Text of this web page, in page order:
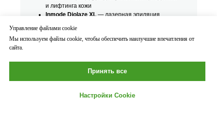
Управление файлами cookie
Мы используем файлы cookie, чтобы обеспечить наилучшие впечатления от
сайта.
Принять все
Настройки Cookie
и лифтинга кожи
Inmode Diolaze XL — лазерная эпиляция
лазерная эпиляция, пигментированные
поражения, розацея
веснушки, расширенные поры, дряблость кожи
— повышение тургора, подтяжка кожи,
— массаж по телу